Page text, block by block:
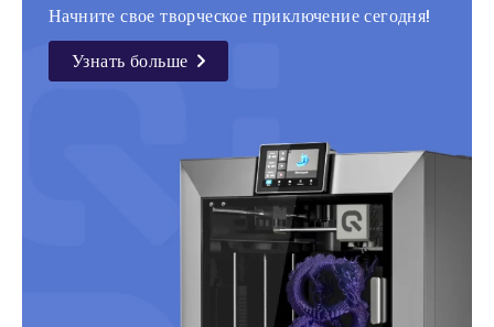
Начните свое творческое приключение сегодня!
details
Узнать больше